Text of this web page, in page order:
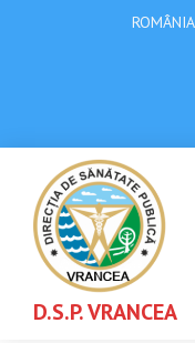
D.S.P. VRANCEA